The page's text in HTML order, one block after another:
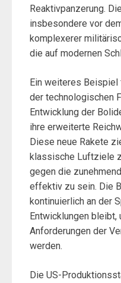
Reaktivpanzerung.
insbesondere vor
komplexerer
die auf modernen
Ein weiteres Beispiel
der technologischen
Entwicklung der
ihre erweiterte
Diese neue Rakete
klassische Luftziele
gegen die
effektiv zu sein. Die
kontinuierlich an der
Entwicklungen bleibt,
Anforderungen der
werden.
Die US-